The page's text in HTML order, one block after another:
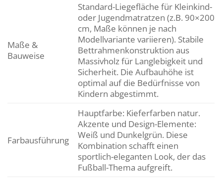
Maße &
Bauweise
Standard-Liegefläche für Kleinkind-
oder Jugendmatratzen (z.B. 90×200
cm, Maße können je nach
Modellvariante variieren). Stabile
Bettrahmenkonstruktion aus
Massivholz für Langlebigkeit und
Sicherheit. Die Aufbauhöhe ist
optimal auf die Bedürfnisse von
Kindern abgestimmt.
Farbausführung
Hauptfarbe: Kieferfarben natur.
Akzente und Design-Elemente:
Weiß und Dunkelgrün. Diese
Kombination schafft einen
sportlich-eleganten Look, der das
Fußball-Thema aufgreift.